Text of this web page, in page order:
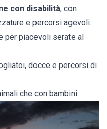
con disabilità, con
e percorsi agevoli.
per piacevoli serate al
docce e percorsi di
che con bambini.